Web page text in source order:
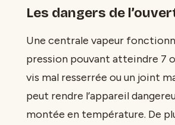
Les dangers de
Une centrale vapeur
pression pouvant atteindre 7
vis mal resserrée ou un joint
peut rendre l’appareil
montée en température. De